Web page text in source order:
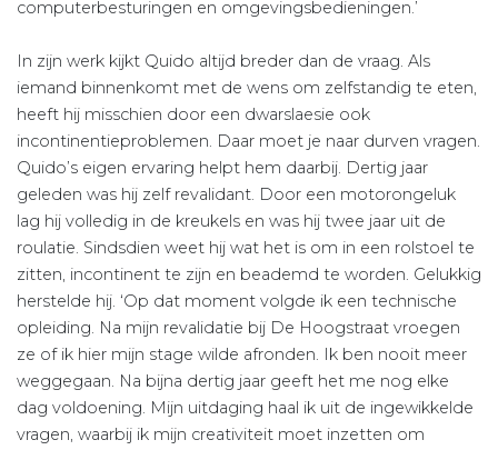
computerbesturingen en omgevingsbedieningen.’
In zijn werk kijkt Quido altijd breder dan de vraag. Als
iemand binnenkomt met de wens om zelfstandig te eten,
heeft hij misschien door een dwarslaesie ook
incontinentieproblemen. Daar moet je naar durven vragen.
Quido’s eigen ervaring helpt hem daarbij. Dertig jaar
geleden was hij zelf revalidant. Door een motorongeluk
lag hij volledig in de kreukels en was hij twee jaar uit de
roulatie. Sindsdien weet hij wat het is om in een rolstoel te
zitten, incontinent te zijn en beademd te worden. Gelukkig
herstelde hij. ‘Op dat moment volgde ik een technische
opleiding. Na mijn revalidatie bij De Hoogstraat vroegen
ze of ik hier mijn stage wilde afronden. Ik ben nooit meer
weggegaan. Na bijna dertig jaar geeft het me nog elke
dag voldoening. Mijn uitdaging haal ik uit de ingewikkelde
vragen, waarbij ik mijn creativiteit moet inzetten om